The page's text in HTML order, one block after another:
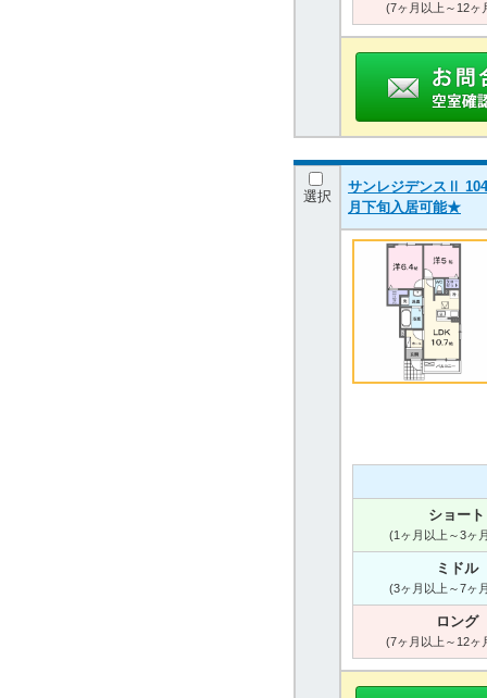
(7ヶ月以上～12ヶ
選択
サンレジデンスⅡ
月下旬入居可能★
ショート
(1ヶ月以上～3ヶ
ミドル
(3ヶ月以上～7ヶ
ロング
(7ヶ月以上～12ヶ